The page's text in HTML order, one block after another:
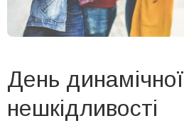
День динамічної
нешкідливості